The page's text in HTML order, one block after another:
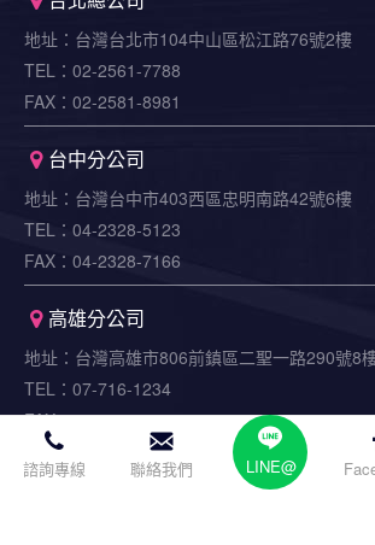
諮詢專線 聯絡我們 LINE@
台北總公司
地址：台灣台北市104中山區松江路76號2樓
台中分公司
地址：台灣台中市403西區忠明南路42號6樓
高雄分公司
地址：台灣高雄市806前鎮區二聖一路290號8樓
FAX：07-716-0127